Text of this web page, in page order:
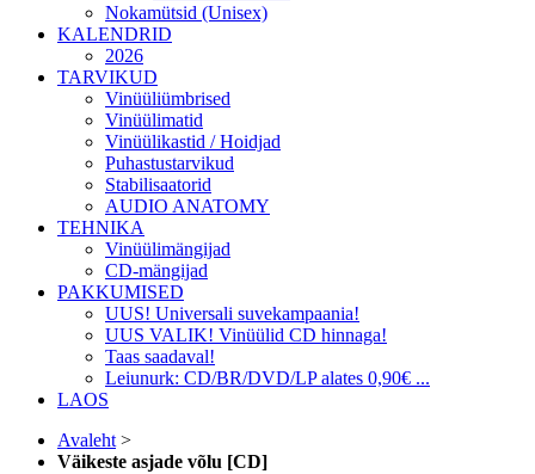
Nokamütsid (Unisex)
KALENDRID
2026
TARVIKUD
Vinüüliümbrised
Vinüülimatid
Vinüülikastid / Hoidjad
Puhastustarvikud
Stabilisaatorid
AUDIO ANATOMY
TEHNIKA
Vinüülimängijad
CD-mängijad
PAKKUMISED
UUS! Universali suvekampaania!
UUS VALIK! Vinüülid CD hinnaga!
Taas saadaval!
Leiunurk: CD/BR/DVD/LP alates 0,90€ ...
LAOS
Avaleht >
Väikeste asjade võlu [CD]